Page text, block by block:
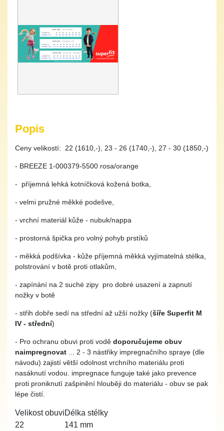
Popis
Ceny velikostí: 22 (1610,-), 23 - 26 (1740,-), 27 - 30 (1850,-)
- BREEZE 1-000379-5500 rosa/orange
- příjemná lehká kotníčková kožená botka,
- velmi pružné měkké podešve,
- vrchní materiál kůže - nubuk/nappa
- prostorná špička pro volný pohyb prstíků
- měkká podšívka - kůže příjemná měkká vyjímatelná stélka,
polstrování v botě proti otlakům,
- zapínání na 2 suché zipy pro dobré usazení a zapnutí
nožky v botě
- střih dobře sedí na střední až užší nožky (šíře Superfit M
IV - střední)
- Pro ochranu obuvi proti vodě doporučujeme obuv
naimpregnovat ... 2 - 3 nástřiky impregnačního spraye (dle
návodu) zajistí větší odolnost vrchního materiálu proti
nasáknutí vodou. impregnace funguje také jako prevence
proti proniknutí zašpinění hlouběji do materiálu - obuv se pak
lépe čistí.
Velikost obuviDélka stélky
22
141 mm